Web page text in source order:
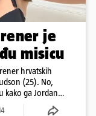
je
misicu
hrvatskih
(25). No,
kako ga Jordan